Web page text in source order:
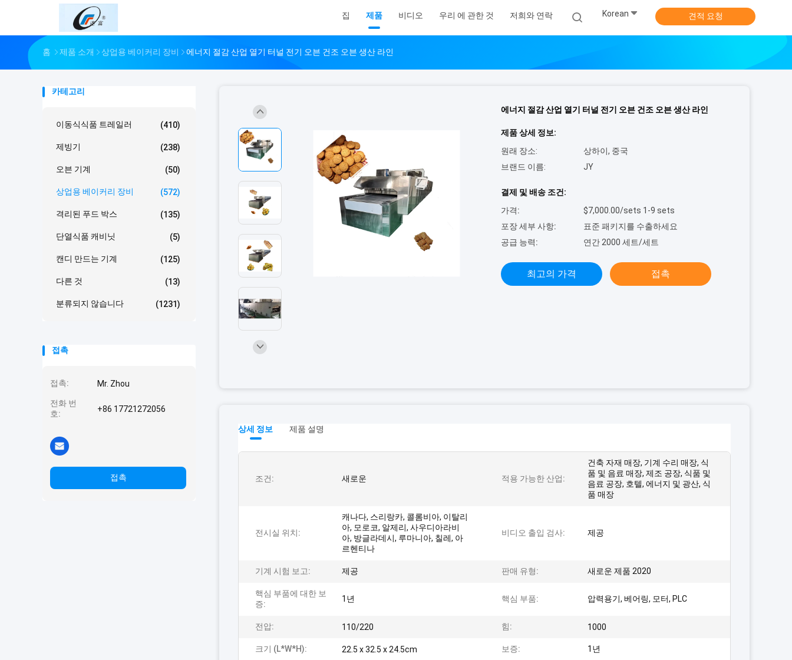
집 제품 비디오 우리 에 관한 것 저희와 연락 Korean 견적 요청
홈 제품 소개 상업용 베이커리 장비 에너지 절감 산업 열기 터널 전기 오븐 건조 오븐 생산 라인
카테고리
이동식식품 트레일러 (410)
제빙기 (238)
오븐 기계 (50)
상업용 베이커리 장비 (572)
격리된 푸드 박스 (135)
단열식품 캐비닛 (5)
캔디 만드는 기계 (125)
다른 것 (13)
분류되지 않습니다 (1231)
접촉
접촉: Mr. Zhou
전화 번
호:
+86 17721272056
접촉
에너지 절감 산업 열기 터널 전기 오븐 건조 오븐 생산 라인
제품 상세 정보:
원래 장소:
상하이, 중국
브랜드 이름:
JY
결제 및 배송 조건:
가격:
$7,000.00/sets 1-9 sets
포장 세부 사항:
표준 패키지를 수출하세요
공급 능력:
연간 2000 세트/세트
최고의 가격 접촉
상세 정보 제품 설명
조건: 새로운 적용 가능한 산업:
건축 자재 매장, 기계 수리 매장, 식
품 및 음료 매장, 제조 공장, 식품 및
음료 공장, 호텔, 에너지 및 광산, 식
품 매장
전시실 위치:
캐나다, 스리랑카, 콜롬비아, 이탈리
아, 모로코, 알제리, 사우디아라비
아, 방글라데시, 루마니아, 칠레, 아
르헨티나
비디오 출입 검사: 제공
기계 시험 보고: 제공 판매 유형: 새로운 제품 2020
핵심 부품에 대한 보
증:
1년 핵심 부품: 압력용기, 베어링, 모터, PLC
전압: 110/220 힘: 1000
크기 (L*W*H): 22.5 x 32.5 x 24.5cm 보증: 1년